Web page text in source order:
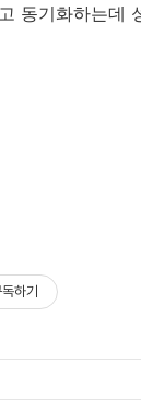
동기화하는데
하기